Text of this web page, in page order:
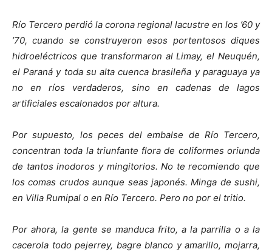
Río Tercero perdió la corona regional lacustre en los ’60 y
’70, cuando se construyeron esos portentosos diques
hidroeléctricos que transformaron al Limay, el Neuquén,
el Paraná y toda su alta cuenca brasileña y paraguaya ya
no en ríos verdaderos, sino en cadenas de lagos
artificiales escalonados por altura.
Por supuesto, los peces del embalse de Río Tercero,
concentran toda la triunfante flora de coliformes oriunda
de tantos inodoros y mingitorios. No te recomiendo que
los comas crudos aunque seas japonés. Minga de sushi,
en Villa Rumipal o en Río Tercero. Pero no por el tritio.
Por ahora, la gente se manduca frito, a la parrilla o a la
cacerola todo pejerrey, bagre blanco y amarillo, mojarra,